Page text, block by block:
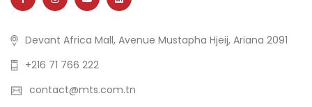
Devant Africa Mall, Avenue Mustapha Hjeij, Ariana 2091
+216 71 766 222
contact@mts.com.tn